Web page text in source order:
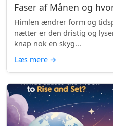
Faser af Månen og
Himlen ændrer form og
nætter er den dristig og
knap nok en skyg...
Læs mere →